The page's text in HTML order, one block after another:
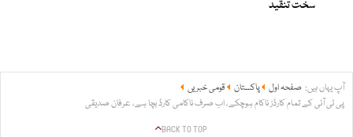
سخت تنقید
آپ یہاں ہیں: صفحہ اول پاکستان
قومی خبریں
پی ٹی آئی کے تمام کارڈز ناکام ہوچکے، اب صرف ناکامی کارڈ بچا ہے، عرفان صدیقی
BACK TO TOP